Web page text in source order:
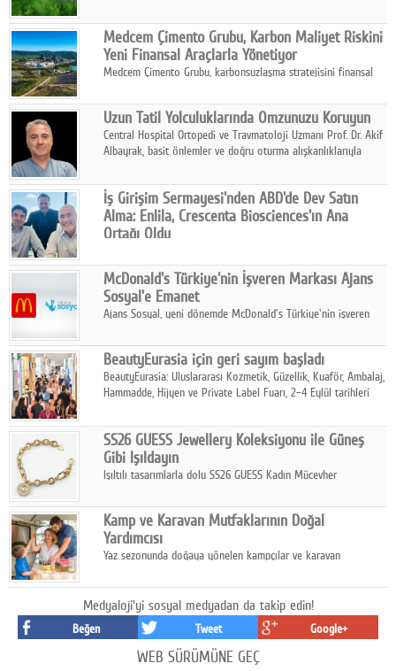
sahipliğinde gerçekleştirilecek.
Medcem Çimento Grubu, Karbon Maliyet Riskini
Yeni Finansal Araçlarla Yönetiyor
Medcem Çimento Grubu, karbonsuzlaşma stratejisini finansal
Uzun Tatil Yolculuklarında Omzunuzu Koruyun
Central Hospital Ortopedi ve Travmatoloji Uzmanı Prof. Dr. Akif
Albayrak, basit önlemler ve doğru oturma alışkanlıklarıyla
İş Girişim Sermayesi'nden ABD'de Dev Satın
Alma: Enlila, Crescenta Biosciences'ın Ana
Ortağı Oldu
stratejisini uluslararası ölçeğe taşıyan satın alma hamlesini
tamamladı.
McDonald's Türkiye'nin İşveren Markası Ajans
Sosyal'e Emanet
Ajans Sosyal, yeni dönemde McDonald's Türkiye'nin işveren
BeautyEurasia için geri sayım başladı
BeautyEurasia: Uluslararası Kozmetik, Güzellik, Kuaför, Ambalaj,
Hammadde, Hijyen ve Private Label Fuarı, 2–4 Eylül tarihleri
SS26 GUESS Jewellery Koleksiyonu ile Güneş
Gibi Işıldayın
Işıltılı tasarımlarla dolu SS26 GUESS Kadın Mücevher
dokunuşunu taşıyor.
Kamp ve Karavan Mutfaklarının Doğal
Yardımcısı
Yaz sezonunda doğaya yönelen kampçılar ve karavan
temizlik sağlayan, çevreye duyarlı bitkisel içerikli ürünleri tercih
ediyor.
Medyaloji'yi sosyal medyadan da takip edin!
Beğen Tweet Google+
WEB SÜRÜMÜNE GEÇ